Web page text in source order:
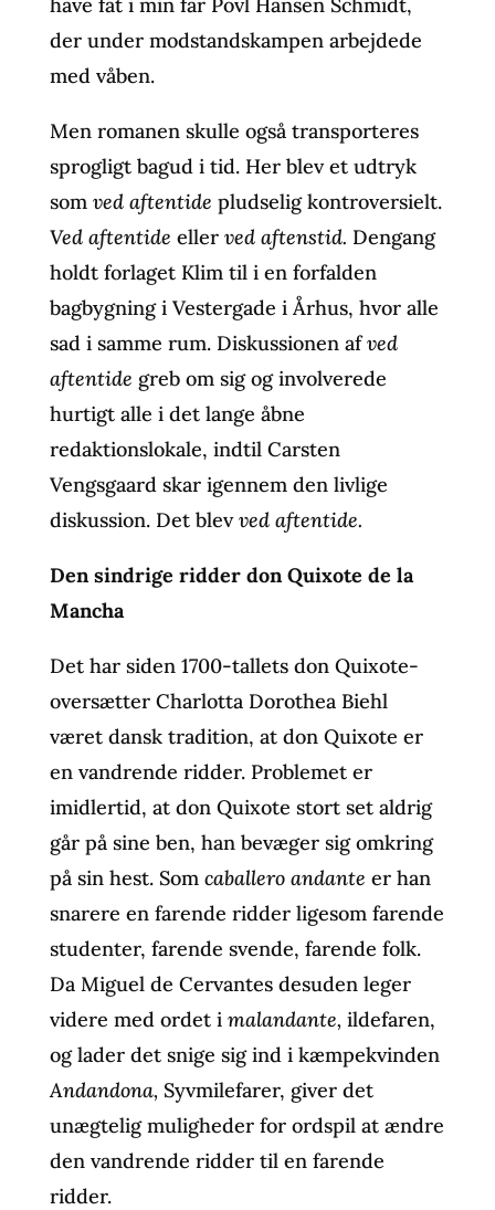
have fat i min far Povl Hansen Schmidt,
der under modstandskampen arbejdede
med våben.
Men romanen skulle også transporteres
sprogligt bagud i tid. Her blev et udtryk
som ved aftentide pludselig kontroversielt.
Ved aftentide eller ved aftenstid. Dengang
holdt forlaget Klim til i en forfalden
bagbygning i Vestergade i Århus, hvor alle
sad i samme rum. Diskussionen afved
aftentide greb om sig og involverede
hurtigt alle i det lange åbne
redaktionslokale, indtil Carsten
Vengsgaard skar igennem den livlige
diskussion. Det blevved aftentide.
Den sindrige ridder don Quixote de la
Mancha
Det har siden 1700-tallets don Quixote-
oversætter Charlotta Dorothea Biehl
været dansk tradition, at don Quixote er
en vandrende ridder. Problemet er
imidlertid, at don Quixote stort set aldrig
går på sine ben, han bevæger sig omkring
på sin hest. Som caballero andante er han
snarere en farende ridder ligesom farende
studenter, farende svende, farende folk.
Da Miguel de Cervantes desuden leger
videre med ordet i malandante, ildefaren,
og lader det snige sig ind i kæmpekvinden
Andandona, Syvmilefarer, giver det
unægtelig muligheder for ordspil at ændre
den vandrende ridder til en farende
ridder.